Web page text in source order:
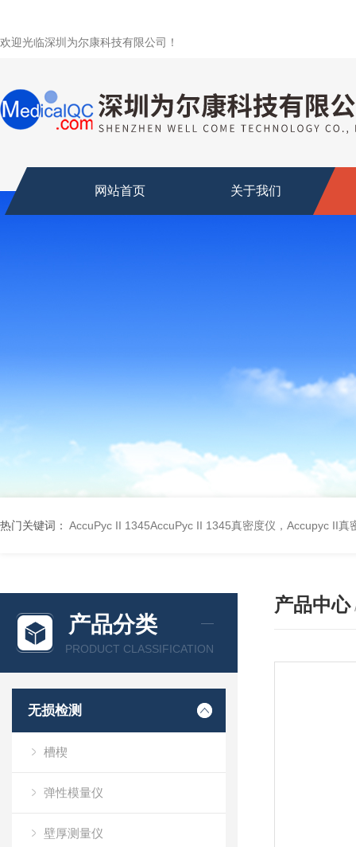
欢迎光临深圳为尔康科技有限公司！
网站首页 关于我们
热门关键词： AccuPyc II 1345AccuPyc II 1345真密度仪，Accupyc II真
产品分类
PRODUCT CLASSIFICATION
无损检测
槽楔
弹性模量仪
壁厚测量仪
产品中心